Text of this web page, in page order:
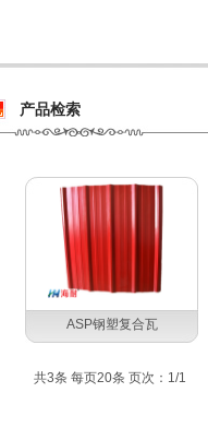
产品检索
ASP钢塑复合瓦
共3条 每页20条 页次：1/1